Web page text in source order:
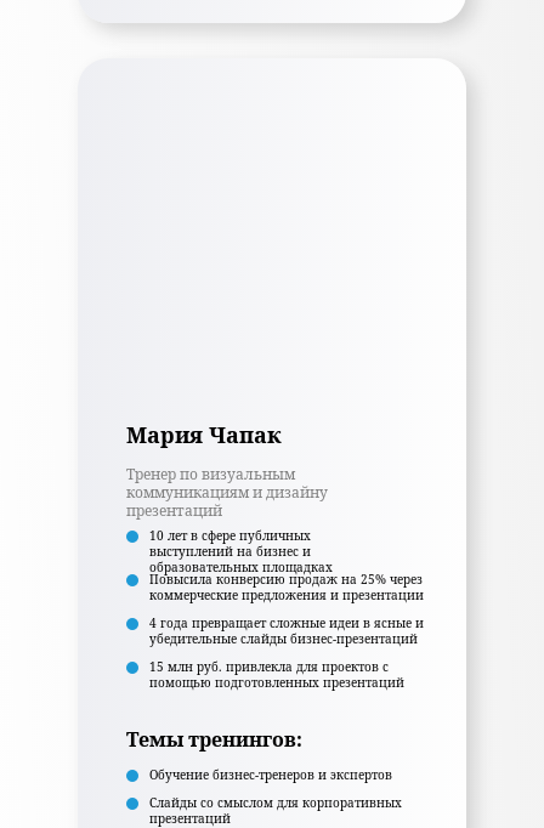
Мария Чапак
Тренер по визуальным
коммуникациям и дизайну
презентаций
10 лет в сфере публичных
выступлений на бизнес и
образовательных площадках
Темы тренингов:
Обучение бизнес-тренеров и экспертов
Слайды со смыслом для корпоративных
презентаций
Повысила конверсию продаж на 25% через
коммерческие предложения и презентации
4 года превращает сложные идеи в ясные и
убедительные слайды бизнес-презентаций
15 млн руб. привлекла для проектов с
помощью подготовленных презентаций